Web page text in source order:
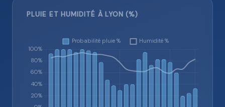
PLUIE ET HUMIDITÉ À LYON (%)